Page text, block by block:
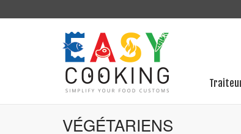
VÉGÉTARIENS